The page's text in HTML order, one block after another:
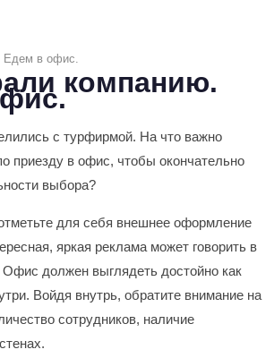
Едем в офис.
компанию.
с турфирмой. На что важно
приезду в офис, чтобы окончательно
выбора?
для себя внешнее оформление
яркая реклама может говорить в
Офис должен выглядеть достойно как
Войдя внутрь, обратите внимание на
сотрудников, наличие